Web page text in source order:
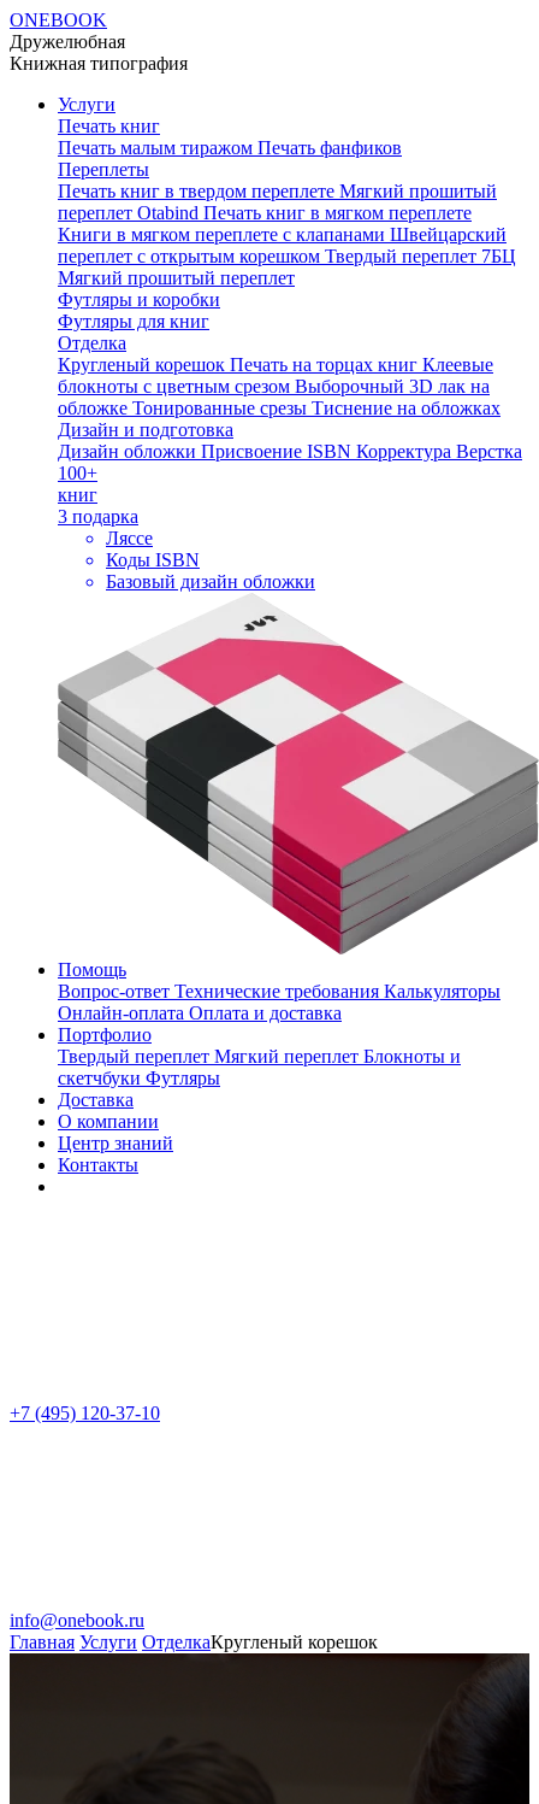
ONEBOOK
Дружелюбная
Книжная типография
Услуги
Печать книг
Печать малым тиражом Печать фанфиков
Переплеты
Печать книг в твердом переплете Мягкий прошитый
переплет Otabind Печать книг в мягком переплете
Книги в мягком переплете с клапанами Швейцарский
переплет с открытым корешком Твердый переплет 7БЦ
Мягкий прошитый переплет
Футляры и коробки
Футляры для книг
Отделка
Кругленый корешок Печать на торцах книг Клеевые
блокноты с цветным срезом Выборочный 3D лак на
обложке Тонированные срезы Тиснение на обложках
Дизайн и подготовка
Дизайн обложки Присвоение ISBN Корректура Верстка
100+
книг
3 подарка
Ляссе
Коды ISBN
Базовый дизайн обложки
Помощь
Вопрос-ответ Технические требования Калькуляторы
Онлайн-оплата Оплата и доставка
Портфолио
Твердый переплет Мягкий переплет Блокноты и
скетчбуки Футляры
Доставка
О компании
Центр знаний
Контакты
+7 (495) 120-37-10
info@onebook.ru
Главная Услуги ОтделкаКругленый корешок